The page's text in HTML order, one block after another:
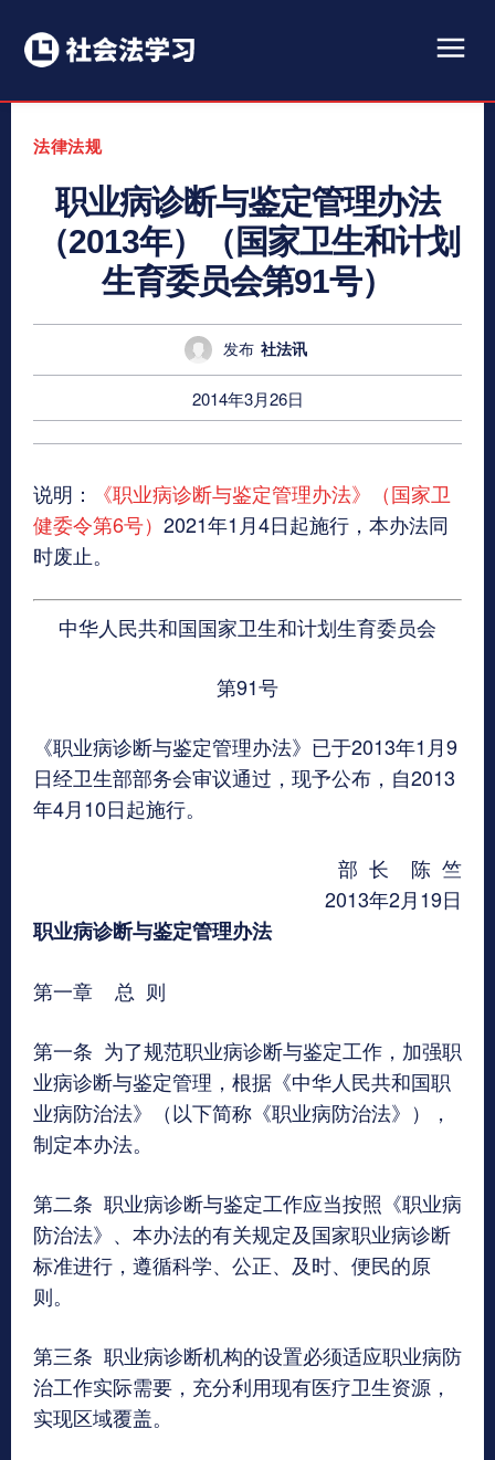
法律法规
职业病诊断与鉴定管理办法
（2013年）（国家卫生和计划
生育委员会第91号）
发布 社法讯
2014年3月26日
说明：
《职业病诊断与鉴定管理办法》（国家卫
健委令第6号） 2021年1 月4日起施行，本办法同
时废止。
中华人民共和国国家卫生和计划生育委员会
第91号
《职业病诊断与鉴定管理办法》已于2013年1月9
日经卫生部部务会审议通过，现予公布，自2013
年4月10日起施行。
部 长 陈 竺
2013年2月19日
职业病诊断与鉴定管理办法
第一章 总 则
第一条 为了规范职业病诊断与鉴定工作，加强职
业病诊断与鉴定管理，根据《中华人民共和国职
业病防治法》（以下简称《职业病防治法》），
制定本办法。
第二条 职业病诊断与鉴定工作应当按照《职业病
防治法》、本办法的有关规定及国家职业病诊断
标准进行，遵循科学、公正、及时、便民的原
则。
第三条 职业病诊断机构的设置必须适应职业病防
治工作实际需要，充分利用现有医疗卫生资源，
实现区域覆盖。